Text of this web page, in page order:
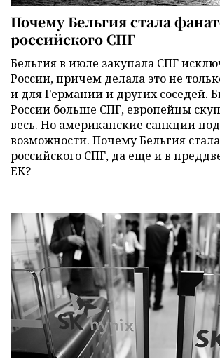
Почему Бельгия стала
российского СПГ
Бельгия в июле закупала СПГ
России, причем делала это не
и для Германии и других соседей.
России больше СПГ, европейцы
весь. Но американские санкции
возможности. Почему Бельгия
российского СПГ, да еще и в
ЕК?